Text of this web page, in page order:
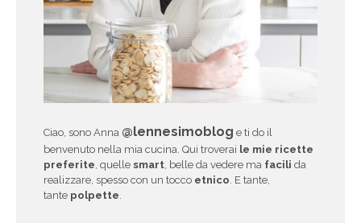
Ciao, sono Anna @lennesimoblog e ti do il
benvenuto nella mia cucina. Qui troverai le mie ricette
preferite, quelle smart, belle da vedere ma facili da
realizzare, spesso con un tocco etnico. E tante,
tante polpette.